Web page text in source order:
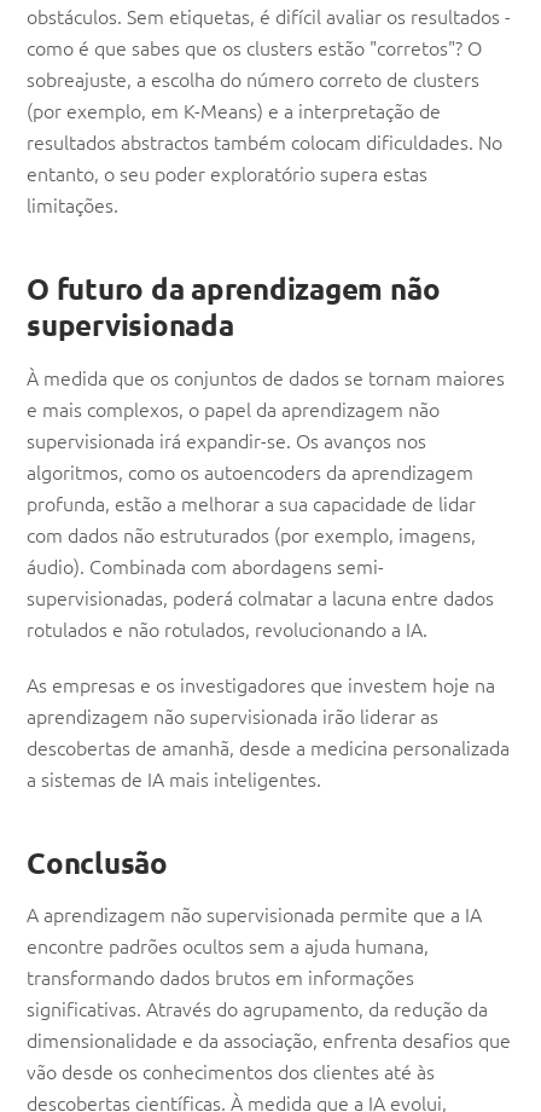
obstáculos. Sem etiquetas, é difícil avaliar os resultados -
como é que sabes que os clusters estão "corretos"? O
sobreajuste, a escolha do número correto de clusters
(por exemplo, em K-Means) e a interpretação de
resultados abstractos também colocam dificuldades. No
entanto, o seu poder exploratório supera estas
limitações.
O futuro da aprendizagem não
supervisionada
À medida que os conjuntos de dados se tornam maiores
e mais complexos, o papel da aprendizagem não
supervisionada irá expandir-se. Os avanços nos
algoritmos, como os autoencoders da aprendizagem
profunda, estão a melhorar a sua capacidade de lidar
com dados não estruturados (por exemplo, imagens,
áudio). Combinada com abordagens semi-
supervisionadas, poderá colmatar a lacuna entre dados
rotulados e não rotulados, revolucionando a IA.
As empresas e os investigadores que investem hoje na
aprendizagem não supervisionada irão liderar as
descobertas de amanhã, desde a medicina personalizada
a sistemas de IA mais inteligentes.
Conclusão
A aprendizagem não supervisionada permite que a IA
encontre padrões ocultos sem a ajuda humana,
transformando dados brutos em informações
significativas. Através do agrupamento, da redução da
dimensionalidade e da associação, enfrenta desafios que
vão desde os conhecimentos dos clientes até às
descobertas científicas. À medida que a IA evolui,